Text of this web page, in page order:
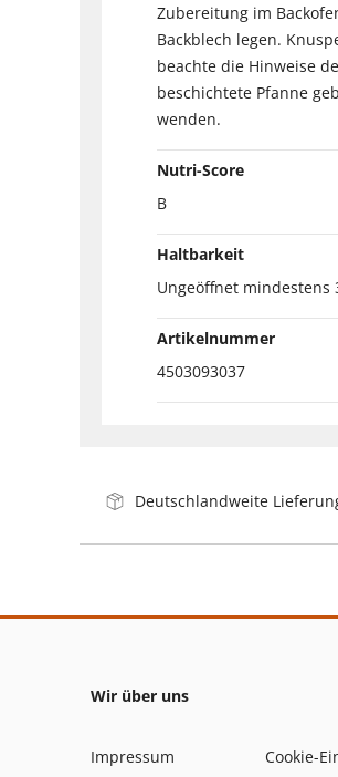
Zubereitung im
Backblech legen.
beachte die Hinweise
beschichtete Pfanne
wenden.
Nutri-Score
B
Haltbarkeit
Ungeöffnet mindestens
Artikelnummer
4503093037
Deutschlandweite
Wir über uns
Impressum
Cookie-